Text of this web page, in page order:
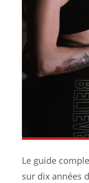
Le guide
sur dix années